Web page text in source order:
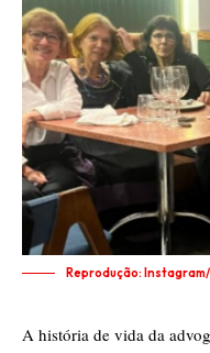
Reprodução:
A história de vida da